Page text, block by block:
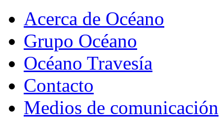
Acerca de Océano
Grupo Océano
Océano Travesía
Contacto
Medios de comunicación